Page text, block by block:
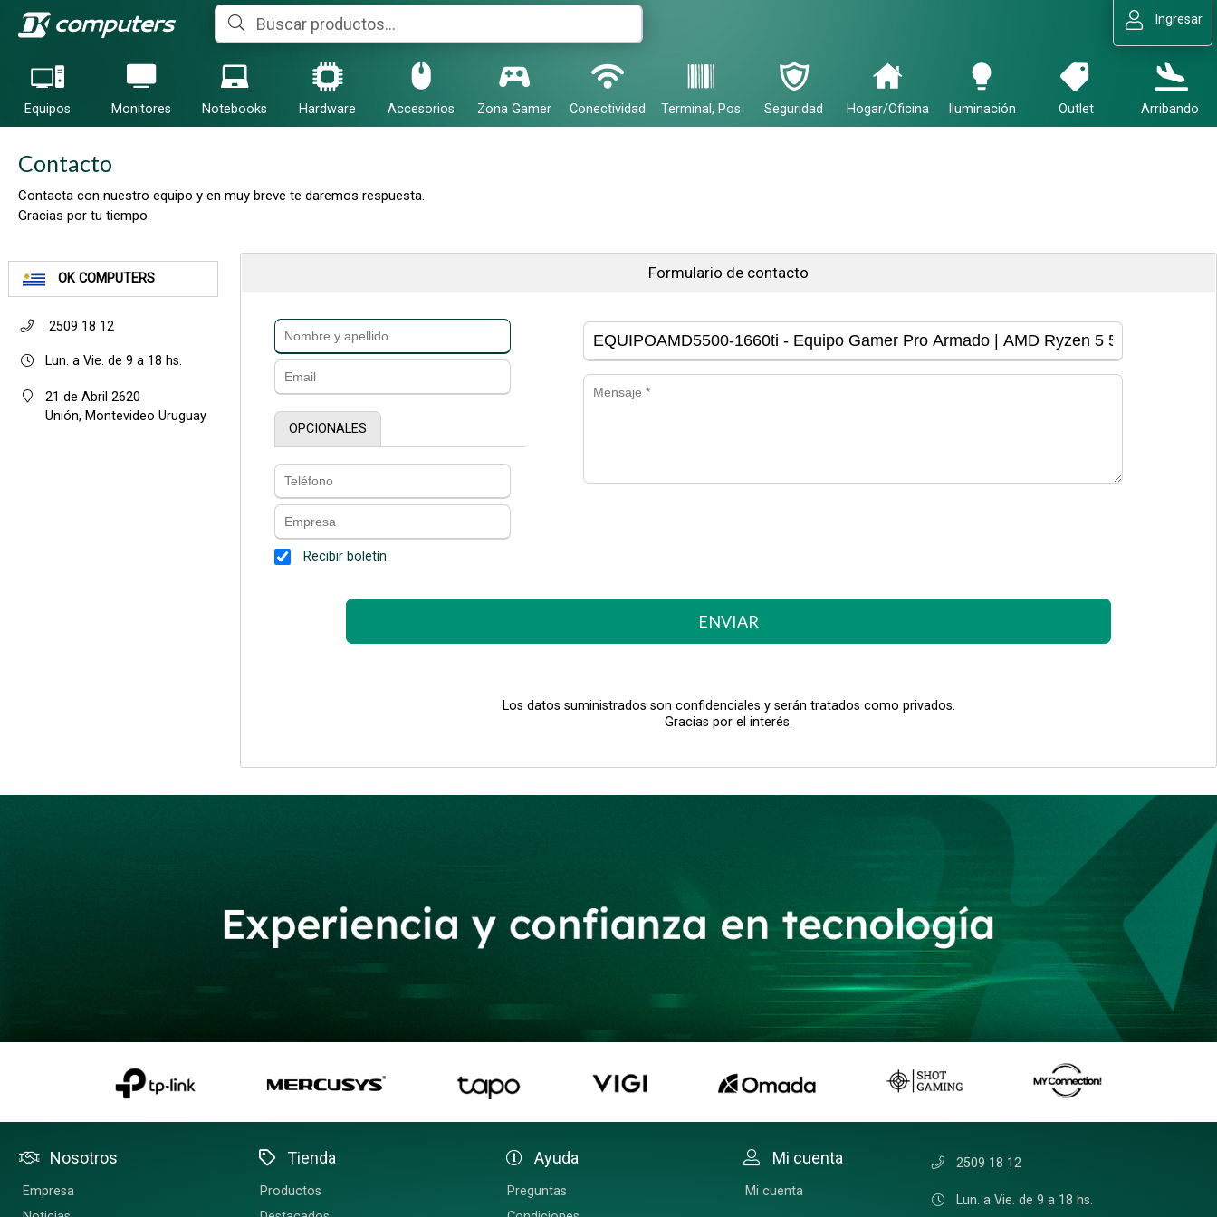
Ingresar
Equipos Monitores Notebooks Hardware Accesorios Zona Gamer Conectividad Terminal, Pos Seguridad Hogar/Oficina Iluminación Outlet Arribando
Contacto
Contacta con nuestro equipo y en muy breve te daremos respuesta.
Gracias por tu tiempo.
OK COMPUTERS
2509 18 12
Lun. a Vie. de 9 a 18 hs.
21 de Abril 2620
Unión, Montevideo Uruguay
Formulario de contacto
OPCIONALES
Recibir boletín
ENVIAR
Los datos suministrados son confidenciales y serán tratados como privados.
Gracias por el interés.
Nosotros
Empresa
Tienda
Productos
Ayuda
Preguntas
Mi cuenta
Mi cuenta
2509 18 12
Lun. a Vie. de 9 a 18 hs.